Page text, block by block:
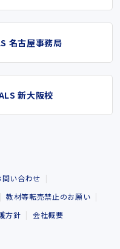
名古屋事務局
新大阪校
問い合わせ
教材等転売禁止のお願い
方針 会社概要